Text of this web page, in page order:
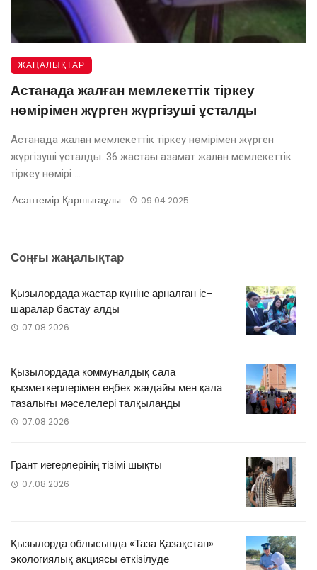
ЖАҢАЛЫҚТАР
Астанада жалған мемлекеттік тіркеу
нөмірімен жүрген жүргізуші ұсталды
Астанада жалған мемлекеттік тіркеу нөмірімен жүрген
жүргізуші ұсталды. 36 жастағы азамат жалған мемлекеттік
тіркеу нөмірі ...
Асантемір Қаршығаұлы 09.04.2025
Соңғы жаңалықтар
Қызылордада жастар күніне арналған іс-
шаралар бастау алды
07.08.2026
Қызылордада коммуналдық сала
қызметкерлерімен еңбек жағдайы мен қала
тазалығы мәселелері талқыланды
07.08.2026
Грант иегерлерінің тізімі шықты
07.08.2026
Қызылорда облысында «Таза Қазақстан»
экологиялық акциясы өткізілуде